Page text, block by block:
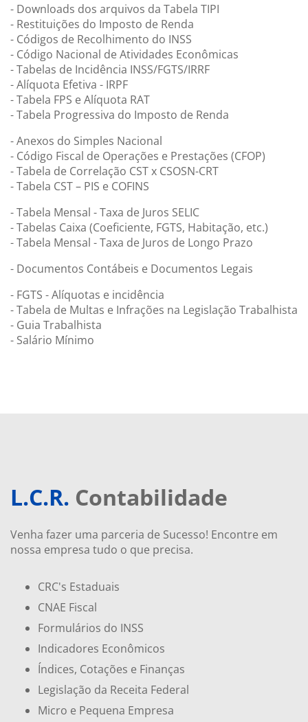
- Downloads dos arquivos da Tabela TIPI
- Restituições do Imposto de Renda
- Códigos de Recolhimento do INSS
- Código Nacional de Atividades Econômicas
- Tabelas de Incidência INSS/FGTS/IRRF
- Alíquota Efetiva - IRPF
- Tabela FPS e Alíquota RAT
- Tabela Progressiva do Imposto de Renda
- Anexos do Simples Nacional
- Código Fiscal de Operações e Prestações (CFOP)
- Tabela de Correlação CST x CSOSN-CRT
- Tabela CST – PIS e COFINS
- Tabela Mensal - Taxa de Juros SELIC
- Tabelas Caixa (Coeficiente, FGTS, Habitação, etc.)
- Tabela Mensal - Taxa de Juros de Longo Prazo
- Documentos Contábeis e Documentos Legais
- FGTS - Alíquotas e incidência
- Tabela de Multas e Infrações na Legislação Trabalhista
- Guia Trabalhista
- Salário Mínimo
L.C.R. Contabilidade
Venha fazer uma parceria de Sucesso! Encontre em
nossa empresa tudo o que precisa.
CRC's Estaduais
CNAE Fiscal
Formulários do INSS
Indicadores Econômicos
Índices, Cotações e Finanças
Legislação da Receita Federal
Micro e Pequena Empresa